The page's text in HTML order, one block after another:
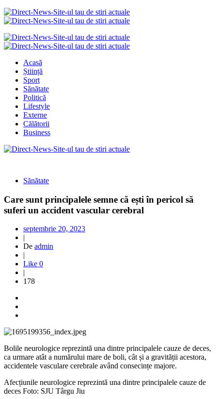
Acasă
Știință
Sport
Sănătate
Politică
Lifestyle
Externe
Călătorii
Business
Sănătate
Care sunt principalele semne că ești în pericol să
suferi un accident vascular cerebral
septembrie 20, 2023
|
De admin
|
Like 0
|
178
Bolile neurologice reprezintă una dintre principalele cauze de deces,
ca urmare atât a numărului mare de boli, cât și a gravității acestora,
accidentele vasculare cerebrale având consecințe majore.
Afecțiunile neurologice reprezintă una dintre principalele cauze de
deces Foto: SJU Târgu Jiu